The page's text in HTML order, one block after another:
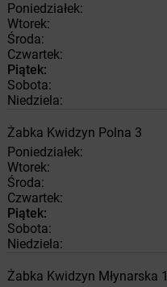
Poniedziałek:
Wtorek:
Środa:
Czwartek:
Piątek:
Sobota:
Niedziela:
Żabka Kwidzyn Polna 3
Poniedziałek:
Wtorek:
Środa:
Czwartek:
Piątek:
Sobota:
Niedziela:
Żabka Kwidzyn Młynarska 1